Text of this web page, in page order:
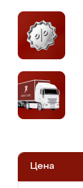
Цена